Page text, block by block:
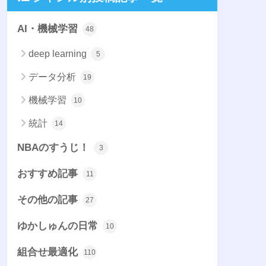
AI・機械学習 48
deep learning 5
データ分析 19
機械学習 10
統計 14
NBAのすうじ！ 3
おすすめ記事 11
その他の記事 27
ゆかしゅんの日常 10
組合せ最適化 110